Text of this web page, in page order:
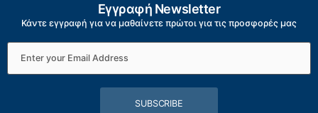
Εγγραφή Newsletter
Κάντε εγγραφή για να μαθαίνετε πρώτοι για τις προσφορές μας
SUBSCRIBE